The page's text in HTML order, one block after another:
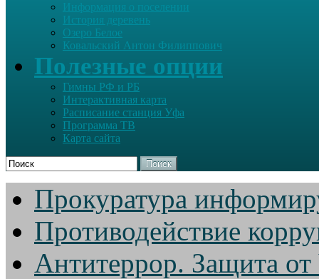
Информация о поселении
История деревень
Озеро Белое
Ковальский Антон Филиппович
Полезные опции
Гимны РФ и РБ
Интерактивная карта
Расписание станция Уфа
Программа ТВ
Карта сайта
Поиск
Прокуратура
Противодействие
Антитеррор. Защита